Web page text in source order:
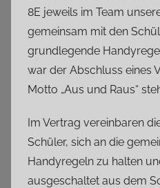
8E jeweils im Team
gemeinsam mit den
grundlegende
war der Abschluss eines
Motto „Aus und Raus“
Im Vertrag vereinbaren
Schüler, sich an die
Handyregeln zu halten
ausgeschaltet aus dem